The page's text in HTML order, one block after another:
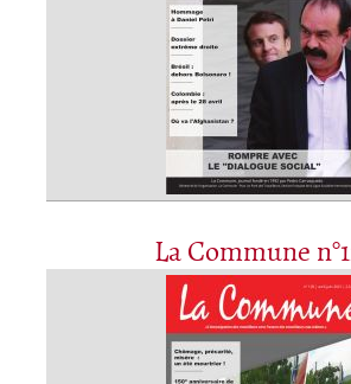
La Commune